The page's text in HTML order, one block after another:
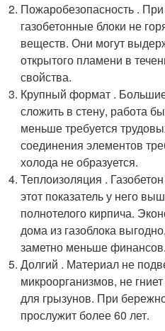
Пожаробезопасность .
газобетонные блоки не
веществ. Они могут
открытого пламени в
свойства.
Крупный формат .
сложить в стену, работа
меньше требуется
соединения элементов
холода не образуется.
Теплоизоляция .
этот показатель у него
полнотелого кирпича.
дома из газоблока
заметно меньше финансов.
Долгий . Материал не
микроорганизмов, не
для грызунов. При
прослужит более 60 лет.